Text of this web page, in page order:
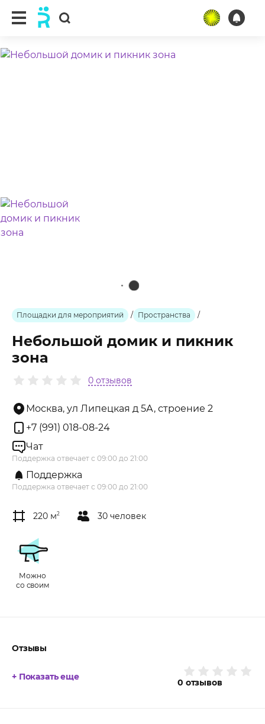
Площадки для мероприятий / Пространства /
Небольшой домик и пикник
зона
0 отзывов
Москва, ул Липецкая д 5А, строение 2
+7 (991) 018-08-24
Чат
Поддержка отвечает с 09:00 до 21:00
Поддержка
Поддержка отвечает с 09:00 до 21:00
220 м2 30 человек
Можно
со своим
Отзывы
0 отзывов
+ Показать еще